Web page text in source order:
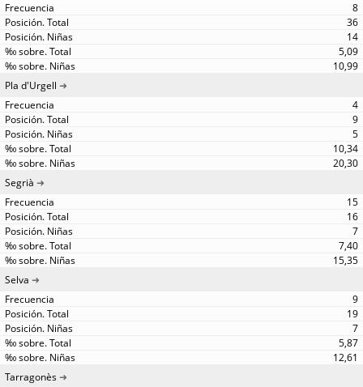
8
36
14
5,09
10,99
Pla d'Urgell
4
9
5
10,34
20,30
Segrià
15
16
7
7,40
15,35
Selva
9
19
7
5,87
12,61
Tarragonès